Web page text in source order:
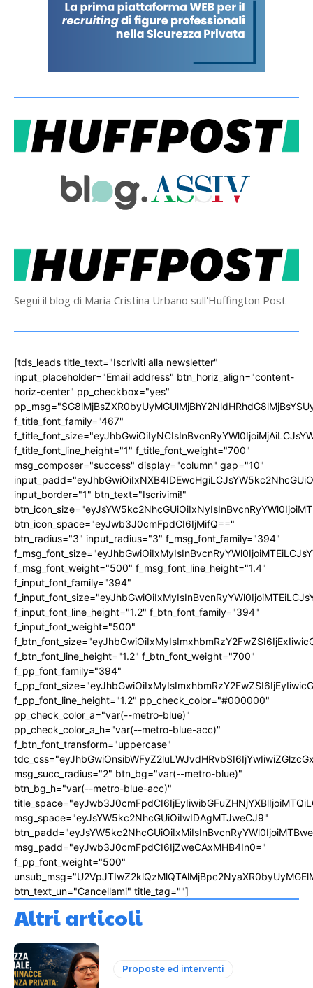
Segui il blog di Maria Cristina Urbano sull'Huffington Post
[tds_leads title_text="Iscriviti alla newsletter"
input_placeholder="Email address" btn_horiz_align="content-
horiz-center" pp_checkbox="yes"
f_title_font_family="467"
f_title_font_line_height="1" f_title_font_weight="700"
msg_composer="success" display="column" gap="10"
input_border="1" btn_text="Iscrivimi!"
btn_icon_space="eyJwb3J0cmFpdCI6IjMifQ=="
btn_radius="3" input_radius="3" f_msg_font_family="394"
f_msg_font_weight="500" f_msg_font_line_height="1.4"
f_input_font_family="394"
f_input_font_line_height="1.2" f_btn_font_family="394"
f_input_font_weight="500"
f_btn_font_line_height="1.2" f_btn_font_weight="700"
f_pp_font_family="394"
f_pp_font_line_height="1.2" pp_check_color="#000000"
pp_check_color_a="var(--metro-blue)"
pp_check_color_a_h="var(--metro-blue-acc)"
f_btn_font_transform="uppercase"
msg_succ_radius="2" btn_bg="var(--metro-blue)"
btn_bg_h="var(--metro-blue-acc)"
msg_space="eyJsYW5kc2NhcGUiOiIwIDAgMTJweCJ9"
msg_padd="eyJwb3J0cmFpdCI6IjZweCAxMHB4In0="
f_pp_font_weight="500"
btn_text_un="Cancellami" title_tag=""]
Altri articoli
Proposte ed interventi